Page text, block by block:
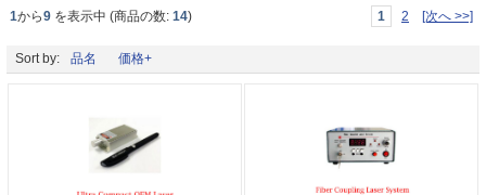
1から9 を表示中 (商品の数: 14) 1 2 [次へ >>]
Sort by: 品名 価格+